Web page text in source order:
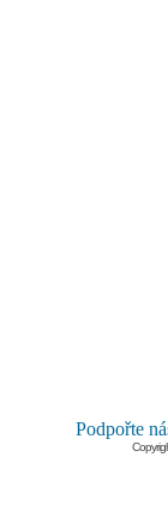
Podpořte